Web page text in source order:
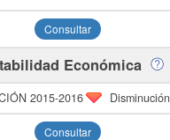
Consultar
Económica
Disminución
Consultar